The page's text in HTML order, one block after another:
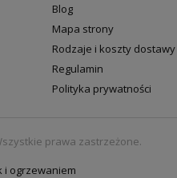
Blog
Mapa strony
Rodzaje i koszty dostawy
Regulamin
Polityka prywatności
prawa zastrzeżone.
i ogrzewaniem